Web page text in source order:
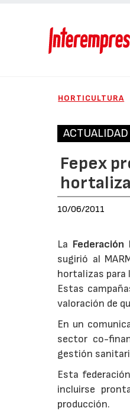
HORTICULTURA
ACTUALIDAD
Fepex
10/06/2011
La
sugirió al
hortalizas para
Estas
valoración de
En un
sector co-
gestión
Esta
incluirse
producción.